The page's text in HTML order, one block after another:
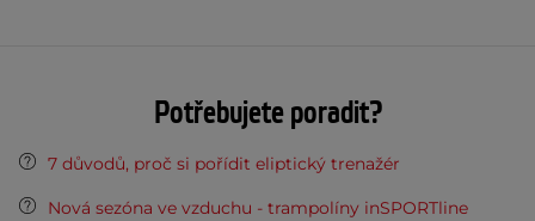
Potřebujete poradit?
7 důvodů, proč si pořídit eliptický trenažér
Nová sezóna ve vzduchu - trampolíny inSPORTline